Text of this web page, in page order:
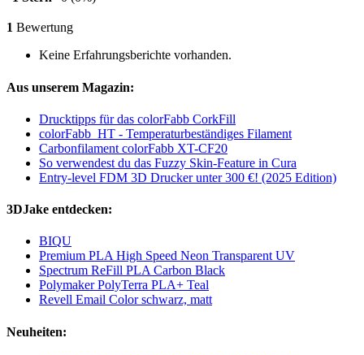
1 Bewertung
Keine Erfahrungsberichte vorhanden.
Aus unserem Magazin:
Drucktipps für das colorFabb CorkFill
colorFabb_HT - Temperaturbeständiges Filament
Carbonfilament colorFabb XT-CF20
So verwendest du das Fuzzy Skin-Feature in Cura
Entry-level FDM 3D Drucker unter 300 €! (2025 Edition)
3DJake entdecken:
BIQU
Premium PLA High Speed Neon Transparent UV
Spectrum ReFill PLA Carbon Black
Polymaker PolyTerra PLA+ Teal
Revell Email Color schwarz, matt
Neuheiten: